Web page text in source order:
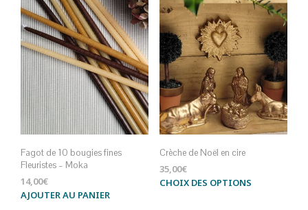
Fagot de 10 bougies fines
Fleuristes – Moka
14,00€
AJOUTER AU PANIER
Crèche de Noël en cire
35,00€
CHOIX DES OPTIONS